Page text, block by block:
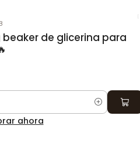
beaker de glicerina para
ahora